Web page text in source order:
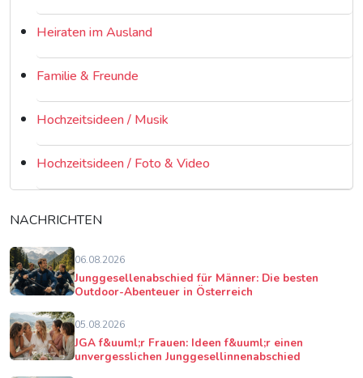
Heiraten im Ausland
Familie & Freunde
Hochzeitsideen / Musik
Hochzeitsideen / Foto & Video
NACHRICHTEN
06.08.2026
Junggesellenabschied für Männer: Die besten
Outdoor-Abenteuer in Österreich
05.08.2026
JGA f&uuml;r Frauen: Ideen f&uuml;r einen
unvergesslichen Junggesellinnenabschied